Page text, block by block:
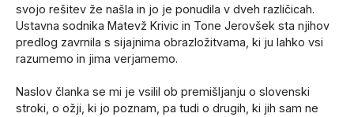
svojo rešitev že našla in jo je ponudila v dveh različicah.
Ustavna sodnika Matevž Krivic in Tone Jerovšek sta njihov
predlog zavrnila s sijajnima obrazložitvama, ki ju lahko vsi
razumemo in jima verjamemo.
Naslov članka se mi je vsilil ob premišljanju o slovenski
stroki, o ožji, ki jo poznam, pa tudi o drugih, ki jih sam ne